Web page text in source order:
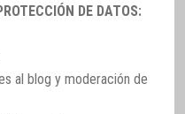
DE DATOS:
al blog y moderación de